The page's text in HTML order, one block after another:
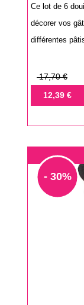
Ce lot de 6
décorer vos
différentes
Prix
base
17,70 €
Prix12,39 €
- 30%